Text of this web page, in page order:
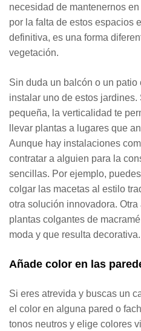
necesidad de mantenernos
por la falta de estos espacios
definitiva, es una forma
vegetación.
Sin duda un balcón o un patio
instalar uno de estos jardines.
pequeña, la verticalidad te
llevar plantas a lugares que
Aunque hay instalaciones
contratar a alguien para la
sencillas. Por ejemplo,
colgar las macetas al estilo
otra solución innovadora.
plantas colgantes de
moda y que resulta decorativa.
Añade color en las
Si eres atrevida y buscas un
el color en alguna pared o
tonos neutros y elige colores